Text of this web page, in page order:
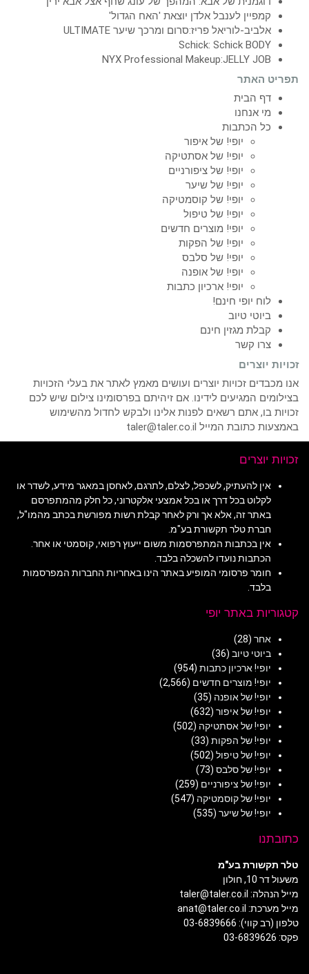
קמפיין לענבל אלדן יוצאת 'האח הגדול'
אלביב-לוריאל פריז:סרום ומרכך שיער ULTIMATE
Schick: Schick BODY
NYX Professional Makeup:JELLY JOB
תפריט האתר
דף הבית
מי אנחנו
כל הכתבות
יופי! של איפור
יופי! של אסתטיקה
יופי! של ציפורניים
יופי! של שיער
יופי! של קוסמטיקה
יופי! של טיפול
יופי! מוצרים חדשים
יופי! של הפקות
יופי! של סלבס
יופי! של אופנה
יופי! ארכיון כתבות
לוח יופי חינם!
ביוטי טיוב
קבלת מגזין חינם
צרו קשר
זכויות יוצרים
אנו מכבדים זכויות יוצרים ועושים מאמץ לאתר את בעלי הזכויות
בצילומים המגיעים לידינו. אם זיהיתם בפרסומינו צילום שיש לכם
זכויות בו, אתם רשאים לפנות אלינו ולבקש לחדול מהשימוש
באמצעות כתובת המייל taler@taler.co.il
זכויות יוצרים
אין להעתיק, לשכפל, לצלם, לתרגם, לאחסן במאגר מידע, לשדר או
לקלוט בכל דרך או בכל אמצעי אלקטרוני, כל חלק מהמתפרסם
באתר זה, אלא אך ורק לאחר קבלת רשות מפורשת בכתב מהמו"ל,
חברת טלר תקשורת בע"מ.
אין בכתבות המתפרסמות משום ייעוץ רפואי, קוסמטי או אחר.
הכתבות נועדו להשכלה בלבד.
חומר פרסומי המופיע באתר הינו באחריות החברות המפרסמות
בלבד.
קטגוריות באתר יופי
אחר (28)
ביוטי טיוב (36)
יופי! ארכיון כתבות (954)
יופי! מוצרים חדשים (2,566)
יופי! של אופנה (35)
יופי! של איפור (632)
יופי! של אסתטיקה (502)
יופי! של הפקות (33)
יופי! של טיפול (502)
יופי! של סלבס (73)
יופי! של ציפורניים (259)
יופי! של קוסמטיקה (547)
יופי! של שיער (535)
כתובתנו
טלר תקשורת בע"מ
משעול דר 10, חולון
מייל הנהלה: taler@taler.co.il
מייל מערכת: anat@taler.co.il
טלפון (רב קווי): 03-6839666
פקס: 03-6839626